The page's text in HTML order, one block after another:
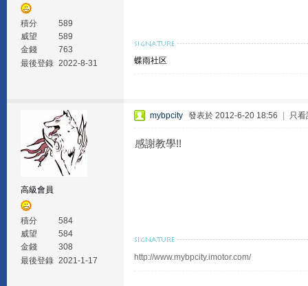
積分
589
威望
589
金錢
763
最後登錄 2022-8-31 蝶雨社区
高級會員
積分
584
威望
584
金錢
308
最後登錄 2021-1-17
mybpcity 發表於 2012-6-20 18:56 只看
感謝教學!!
http://www.mybpcity.imotor.com/